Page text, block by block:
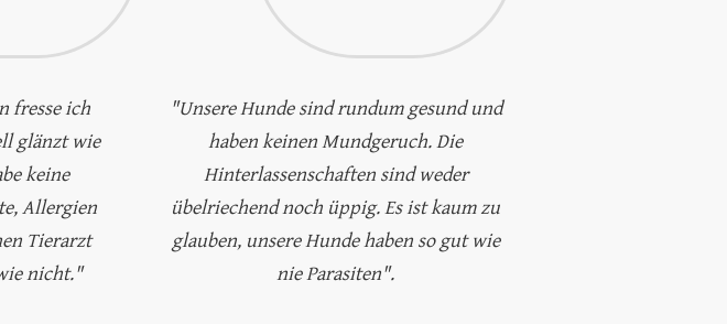
fresse ich
glänzt wie
keine
Allergien
Tierarzt
nicht."
"Unsere Hunde sind rundum gesund und
haben keinen Mundgeruch. Die
Hinterlassenschaften sind weder
übelriechend noch üppig. Es ist kaum zu
glauben, unsere Hunde haben so gut wie
nie Parasiten".